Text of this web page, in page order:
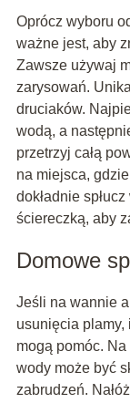
Oprócz wyboru
ważne jest, aby
Zawsze używaj
zarysowań.
druciaków.
wodą, a
przetrzyj całą
na miejsca,
dokładnie
ściereczką, aby
Domowe
Jeśli na wannie
usunięcia
mogą pomóc.
wody może być
zabrudzeń.